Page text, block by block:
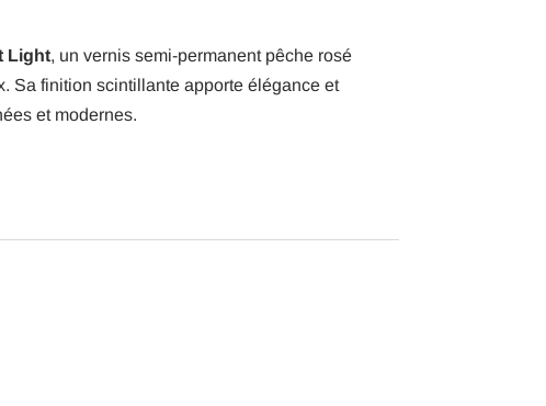
Light, un vernis semi-permanent pêche rosé
Sa finition scintillante apporte élégance et
et modernes.